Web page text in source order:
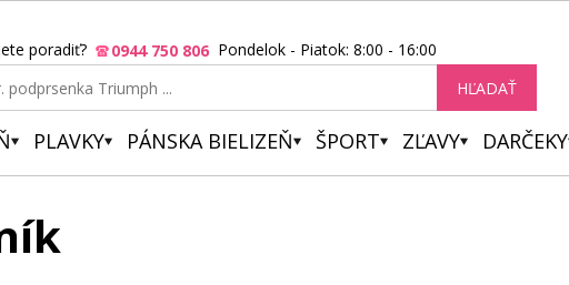
poradiť? 0944 750 806 Pondelok - Piatok: 8:00 - 16:00
HĽADAŤ
PLAVKY PÁNSKA BIELIZEŇ ŠPORT ZĽAVY DARČEKY